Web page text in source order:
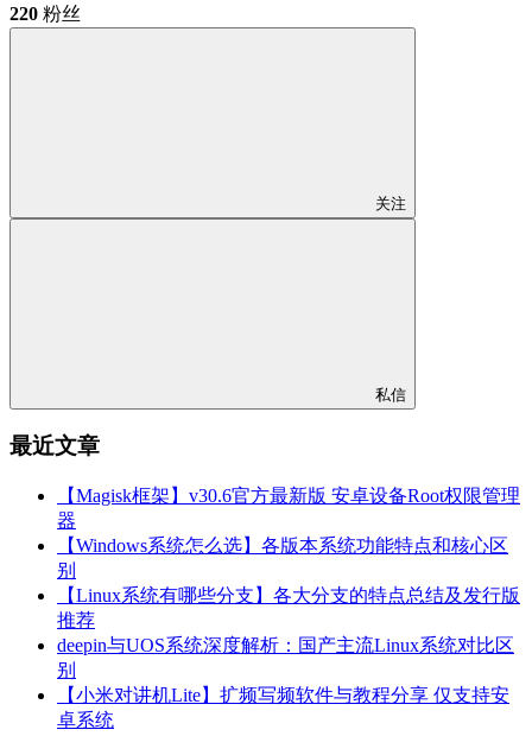
220 粉丝
关注
私信
最近文章
【Magisk框架】v30.6官方最新版 安卓设备Root权限管理
器
【Windows系统怎么选】各版本系统功能特点和核心区
别
【Linux系统有哪些分支】各大分支的特点总结及发行版
推荐
deepin与UOS系统深度解析：国产主流Linux系统对比区
别
【小米对讲机Lite】扩频写频软件与教程分享 仅支持安
卓系统